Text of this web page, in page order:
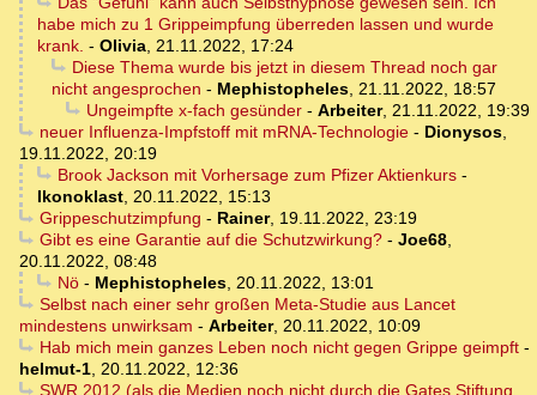
habe mich zu 1 Grippeimpfung überreden lassen und wurde
krank. - Olivia, 21.11.2022, 17:24
Diese Thema wurde bis jetzt in diesem Thread noch gar
nicht angesprochen - Mephistopheles, 21.11.2022, 18:57
Ungeimpfte x-fach gesünder- Arbeiter, 21.11.2022, 19:39
neuer Influenza-Impfstoff mit mRNA-Technologie- Dionysos,
19.11.2022, 20:19
Brook Jackson mit Vorhersage zum Pfizer Aktienkurs-
Ikonoklast, 20.11.2022, 15:13
Grippeschutzimpfung - Rainer, 19.11.2022, 23:19
Gibt es eine Garantie auf die Schutzwirkung?- Joe68,
20.11.2022, 08:48
Nö- Mephistopheles, 20.11.2022, 13:01
Selbst nach einer sehr großen Meta-Studie aus Lancet
mindestens unwirksam - Arbeiter, 20.11.2022, 10:09
Hab mich mein ganzes Leben noch nicht gegen Grippe geimpft-
helmut-1, 20.11.2022, 12:36
SWR 2012 (als die Medien noch nicht durch die Gates Stiftung